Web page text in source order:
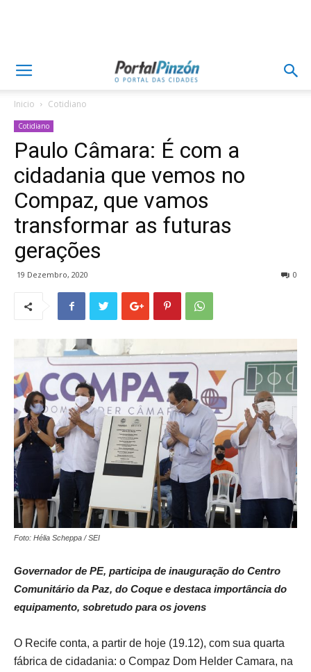
Inicio Cotidiano
Cotidiano
Paulo Câmara: É com a
cidadania que vemos no
Compaz, que vamos
transformar as futuras
gerações
19 Dezembro, 2020 0
Foto: Hélia Scheppa / SEI
Governador de PE, participa de inauguração do Centro
Comunitário da Paz, do Coque e destaca importância do
equipamento, sobretudo para os jovens
O Recife conta, a partir de hoje (19.12), com sua quarta
fábrica de cidadania: o Compaz Dom Helder Camara, na